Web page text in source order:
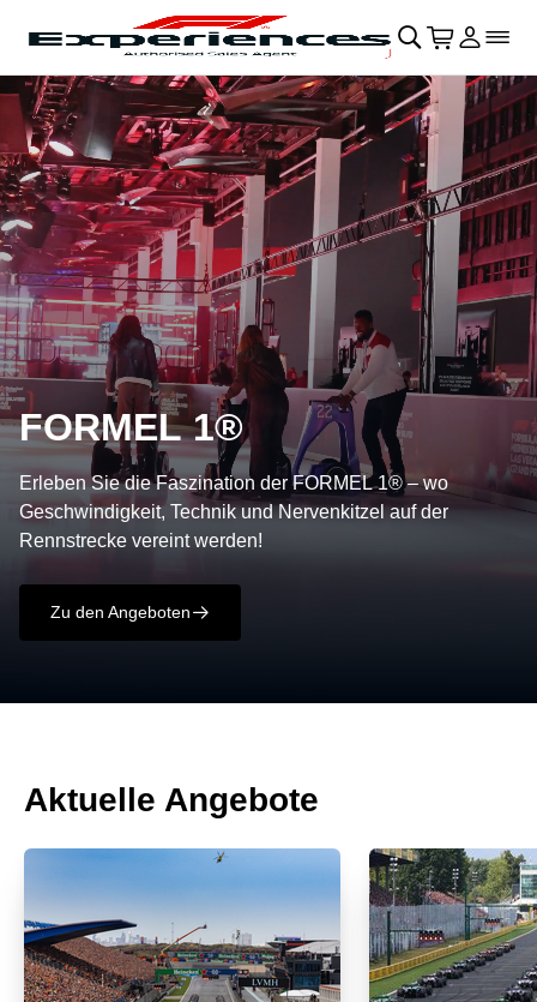
Navigation überspringen􀄫
􀊫 􀍩 Login
􀉩􀌇
FORMEL 1®
Erleben Sie die Faszination der FORMEL 1® – wo
Geschwindigkeit, Technik und Nervenkitzel auf der
Rennstrecke vereint werden!
Zu den Angeboten􀄫
Aktuelle Angebote